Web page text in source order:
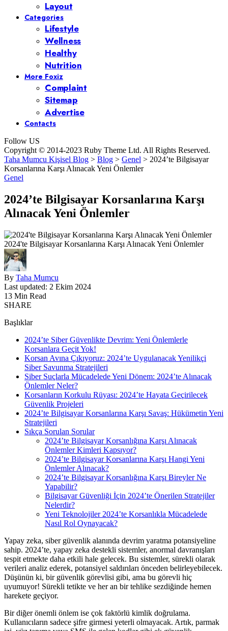
Layout
Categories
Lifestyle
Wellness
Healthy
Nutrition
More Foxiz
Complaint
Sitemap
Advertise
Contacts
Follow US
Copyright © 2014-2023 Ruby Theme Ltd. All Rights Reserved.
Taha Mumcu Kişisel Blog > Blog > Genel > 2024’te Bilgisayar
Korsanlarına Karşı Alınacak Yeni Önlemler
Genel
2024’te Bilgisayar Korsanlarına Karşı
Alınacak Yeni Önlemler
2024'te Bilgisayar Korsanlarına Karşı Alınacak Yeni Önlemler
By Taha Mumcu
Last updated: 2 Ekim 2024
13 Min Read
SHARE
Başlıklar
2024’te Siber Güvenlikte Devrim: Yeni Önlemlerle
Korsanlara Geçit Yok!
Korsan Avına Çıkıyoruz: 2024’te Uygulanacak Yenilikçi
Siber Savunma Stratejileri
Siber Suçlarla Mücadelede Yeni Dönem: 2024’te Alınacak
Önlemler Neler?
Korsanların Korkulu Rüyası: 2024’te Hayata Geçirilecek
Güvenlik Projeleri
2024’te Bilgisayar Korsanlarına Karşı Savaş: Hükümetin Yeni
Stratejileri
Sıkça Sorulan Sorular
2024’te Bilgisayar Korsanlığına Karşı Alınacak
Önlemler Kimleri Kapsıyor?
2024’te Bilgisayar Korsanlarına Karşı Hangi Yeni
Önlemler Alınacak?
2024’te Bilgisayar Korsanlığına Karşı Bireyler Ne
Yapabilir?
Bilgisayar Güvenliği İçin 2024’te Önerilen Stratejiler
Nelerdir?
Yeni Teknolojiler 2024’te Korsanlıkla Mücadelede
Nasıl Rol Oynayacak?
Yapay zeka, siber güvenlik alanında devrim yaratma potansiyeline
sahip. 2024’te, yapay zeka destekli sistemler, anormal davranışları
tespit etmekte daha etkili hale gelecek. Bu sistemler, sürekli olarak
verileri analiz ederek, potansiyel saldırıları önceden belirleyebilecek.
Düşünün ki, bir güvenlik görevlisi gibi, ama bu görevli hiç
uyumuyor! Sürekli tetikte ve her an bir tehlike sezdiğinde hemen
harekete geçiyor.
Bir diğer önemli önlem ise çok faktörlü kimlik doğrulama.
Kullanıcıların sadece şifre girmesi yeterli olmayacak. Artık, parmak